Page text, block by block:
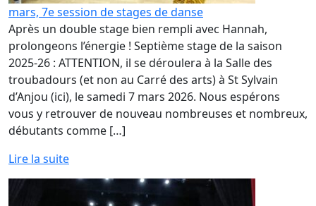
mars, 7e session de stages de danse
Après un double stage bien rempli avec Hannah,
prolongeons l’énergie ! Septième stage de la saison
2025-26 : ATTENTION, il se déroulera à la Salle des
troubadours (et non au Carré des arts) à St Sylvain
d’Anjou (ici), le samedi 7 mars 2026. Nous espérons
vous y retrouver de nouveau nombreuses et nombreux,
débutants comme […]
Lire la suite